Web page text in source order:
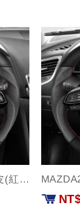
MAZDA2_全NAPPA牛皮(紅環)款